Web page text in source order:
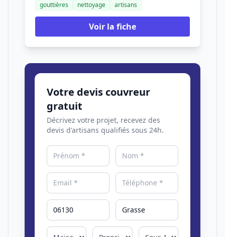
gouttières
nettoyage artisans
Voir la fiche
Votre devis couvreur
gratuit
Décrivez votre projet, recevez des
devis d'artisans qualifiés sous 24h.